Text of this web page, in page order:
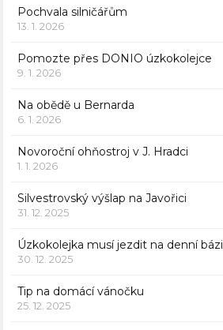
Pochvala silničářům
13. 1. 2026
Pomozte přes DONIO úzkokolejce
9. 1. 2026
Na obědě u Bernarda
6. 1. 2026
Novoroční ohňostroj v J. Hradci
1. 1. 2026
Silvestrovský výšlap na Javořici
31. 12. 2025
Úzkokolejka musí jezdit na denní bázi
30. 12. 2025
Tip na domácí vánočku
25. 12. 2025